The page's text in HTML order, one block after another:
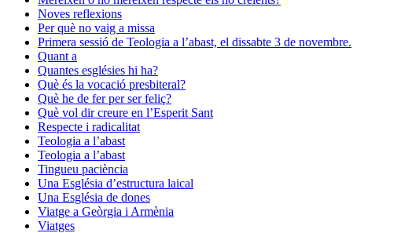
Noves reflexions
Per què no vaig a missa
Primera sessió de Teologia a l’abast, el dissabte 3 de novembre.
Quant a
Quantes esglésies hi ha?
Què és la vocació presbiteral?
Què he de fer per ser feliç?
Què vol dir creure en l’Esperit Sant
Respecte i radicalitat
Teologia a l’abast
Teologia a l’abast
Tingueu paciència
Una Església d’estructura laical
Una Església de dones
Viatge a Geòrgia i Armènia
Viatges